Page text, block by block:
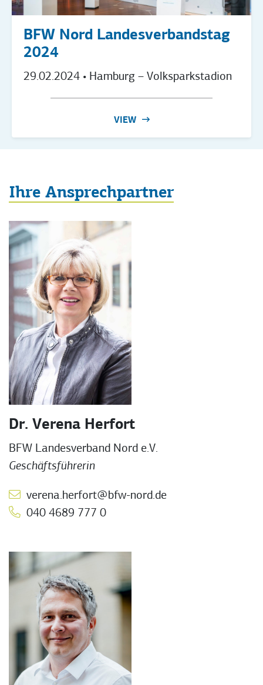
BFW Nord Landesverbandstag
2024
29.02.2024 • Hamburg – Volksparkstadion
VIEW
Ihre Ansprechpartner
Dr. Verena Herfort
BFW Landesverband Nord e.V.
Geschäftsführerin
verena.herfort@bfw-nord.de
040 4689 777 0